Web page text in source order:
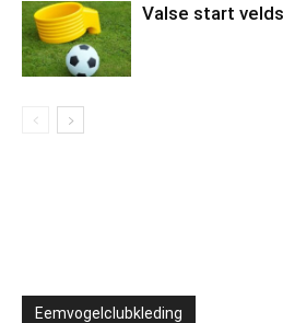
Valse start
Eemvogelclubkleding